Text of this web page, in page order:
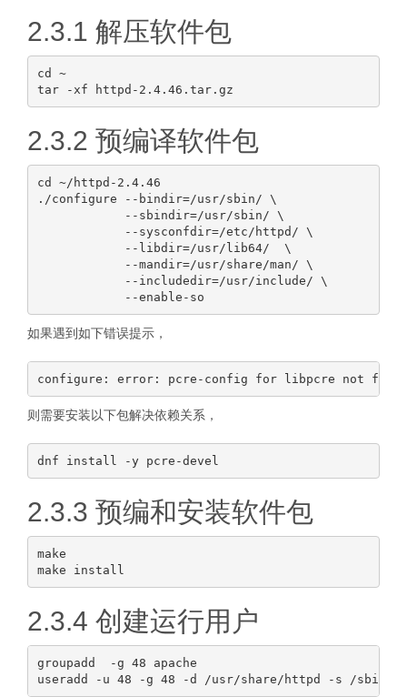
2.3.1 解压软件包
cd ~
2.3.2 预编译软件包
cd ~/httpd-2.4.46
./configure --bindir=/usr/sbin/ \
            --sbindir=/usr/sbin/ \
            --sysconfdir=/etc/httpd/ \
            --libdir=/usr/lib64/  \
            --mandir=/usr/share/man/ \
            --includedir=/usr/include/ \
如果遇到如下错误提示，
则需要安装以下包解决依赖关系，
2.3.3 预编和安装软件包
make
2.3.4 创建运行用户
groupadd  -g 48 apache